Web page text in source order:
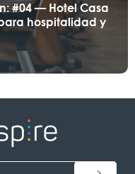
#04 — Hotel Casa
hospitalidad y